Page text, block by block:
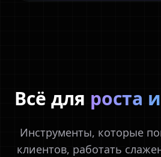
Всё для роста
Инструменты, которые
клиентов, работать